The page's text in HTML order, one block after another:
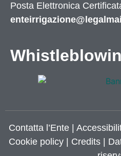
Posta Elettronica
Contatta l’Ente|
Cookie policy| Credits|